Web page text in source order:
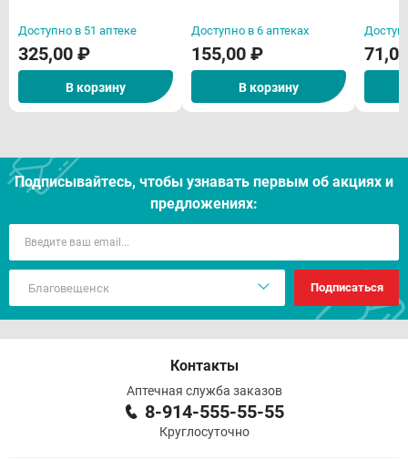
для местного
применения N10
Доступно в 51 аптеке
325,00 ₽
В корзину
для местного и
наружного применения
N10
Доступно в 6 аптеках
155,00 ₽
В корзину
Подписывайтесь, чтобы узнавать первым об акцияx и
предложениях:
Подписаться
Контакты
Аптечная служба заказов
8-914-555-55-55
Круглосуточно